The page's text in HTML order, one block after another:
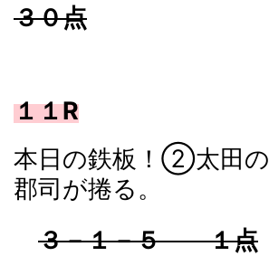
３０点
１１R
本日の鉄板！②太田
郡司が捲る。
３－１－５ １点